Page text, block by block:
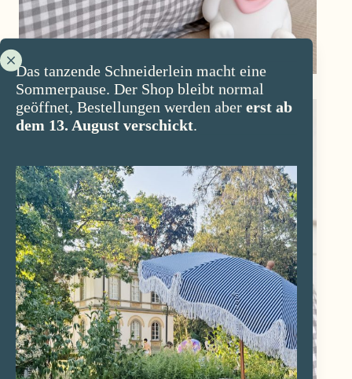
Das tanzende Schneiderlein macht eine
Sommerpause. Der Shop bleibt normal
geöffnet, Bestellungen werden aber erst ab
dem 13. August verschickt